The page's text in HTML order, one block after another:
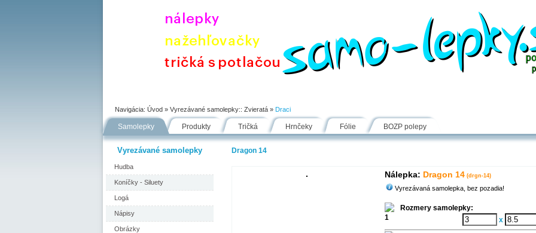
Navigácia: Úvod » Vyrezávané samolepky:: Zvieratá » Draci
Samolepky Produkty Tričká Hrnčeky Fólie BOZP polepy
Vyrezávané samolepky
Hudba
Koníčky - Siluety
Logá
Nápisy
Obrázky
Dragon 14
Nálepka: Dragon 14 (drgn-14)
Vyrezávaná samolepka, bez pozadia!
Rozmery samolepky:
x